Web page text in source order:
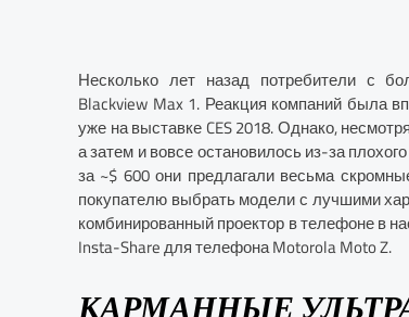
Несколько лет назад потребители с
Blackview Max 1. Реакция компаний была
уже на выставке CES 2018. Однако,
а затем и вовсе остановилось из-за
за ~$ 600 они предлагали весьма
покупателю выбрать модели с лучшими
комбинированный проектор в телефоне в
Insta-Share для телефона Motorola Moto Z.
КАРМАННЫЕ